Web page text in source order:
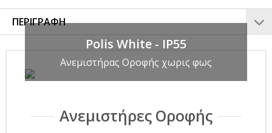
ΠΕΡΙΓΡΑΦΗ
Polis White - IP55
Ανεμιστήρας Οροφής χωρις φως
Ανεμιστήρες Οροφής